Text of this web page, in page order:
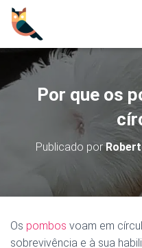
Por que os
Publicado por
Os pombos voam em
sobrevivência e à sua